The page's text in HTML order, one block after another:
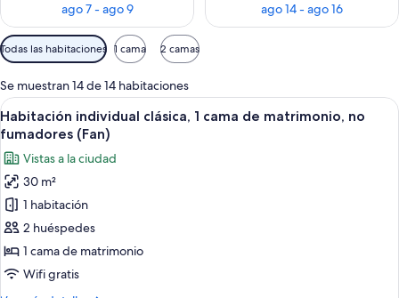
ago 7 - ago 9
ago 14 - ago 16
Filtros
disponibles
para
las
habitaciones
Todas las habitaciones 1 cama 2 camas
Se muestran 14 de 14 habitaciones
Abrir
todas
las
fotos
de
Habitación
individual
clásica,
1
Ropa de cama de alta calidad,
10
Habitación individual clásica, 1 cama de matrimonio, no
fumadores (Fan)
Vistas a la ciudad
30 m²
1 habitación
2 huéspedes
1 cama de matrimonio
Wifi gratis